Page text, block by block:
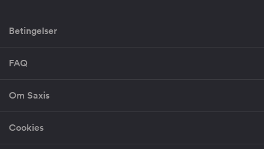
Betingelser
FAQ
Om Saxis
Cookies